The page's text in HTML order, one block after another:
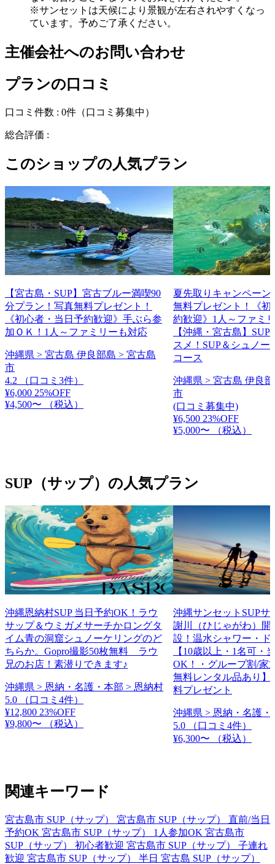
※サンセットは天候により景観が左右されやすくなっ
ています。予めご了承ください。
主催会社へのお問い合わせ
プランの口コミ
口コミ件数 : 0件 （口コミ募集中）
総合評価 :
このショップの人気プラン
【宮古島・SUP】宮古ブルー満喫90
分プラン！写真無料プレゼント！
《初心者・当日予約歓迎》手ぶら参
加ＯＫ！1人～ファミリーも対応
沖縄県 > 宮古島 伊良部島 > 宮古島
市
4.2
（口コミ3件）
¥6,000 25%OFF
¥4,500〜
（税込）
夏先取りキャンペーン
無料プレゼント！《初
約歓迎》1人～ファミ
【沖縄・宮古島】
スメ！SUP＆シュノー
コース
沖縄県 > 宮古島 伊良
市
(口コミ募集中)
¥6,500 23%OFF
¥5,000〜
（税込）
SUP（サップ）の人気プラン
沖縄恩納村SUP 当日予約OK！ラウ
サップ＆ウミガメサーチかロングタ
イム青の洞窟シュノーケリングのど
ちらか。Gopro撮影50枚無料 ラウ
兄のお店！素潜りできます♪
沖縄県 > 恩納・名護・本部 > 恩納村
5.0
（口コミ4件）
¥12,800 23%OFF
¥9,800〜
（税込）
沖縄サンセットSUP
謝川（ひじゃがわ）
設！温水シャワー・ド
【10歳以上・1名可・
OK！・グループ割/家
無料レンタル品あり】
料プレゼント
沖縄県 > 恩納・名護・
5.0
（口コミ4件）
¥6,300〜
（税込）
関連キーワード
宮古島市 SUP（サップ） 宮古島市 SUP（サップ） 直前/当日
予約OK 宮古島市 SUP（サップ） 1人参加OK 宮古島市
SUP（サップ） 初心者歓迎 宮古島市 SUP（サップ） 子連れ
歓迎 宮古島市 SUP（サップ） 半日 宮古島 SUP（サップ）